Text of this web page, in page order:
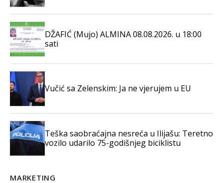
DŽAFIĆ (Mujo) ALMINA 08.08.2026. u 18:00
sati
Vučić sa Zelenskim: Ja ne vjerujem u EU
Teška saobraćajna nesreća u Ilijašu: Teretno
vozilo udarilo 75-godišnjeg biciklistu
MARKETING